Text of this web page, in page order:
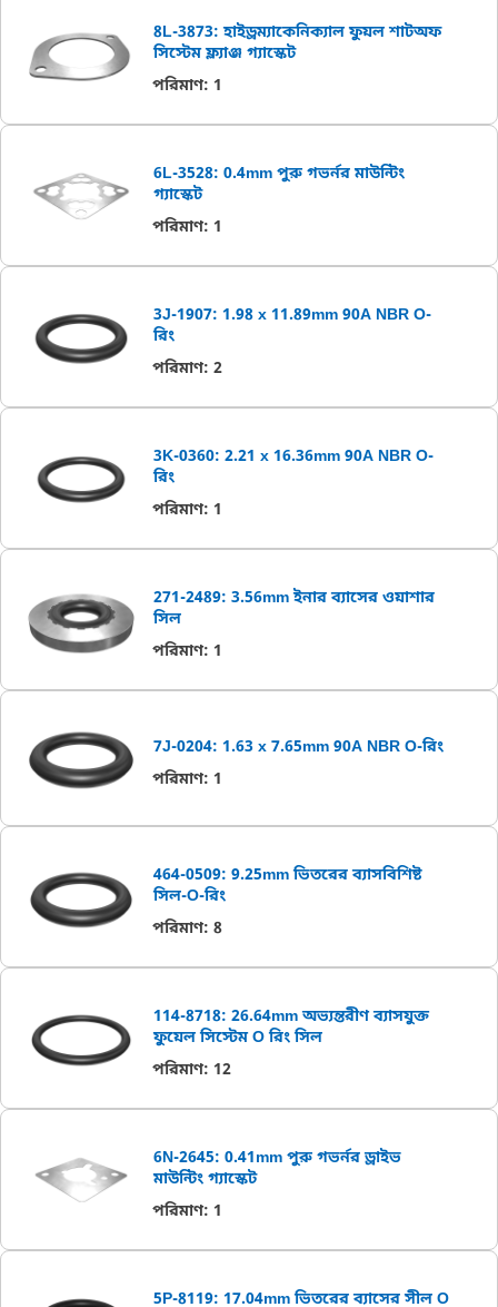
8L-3873: হাইড্রম্যাকেনিক্যাল ফুয়ল শাটঅফ
সিস্টেম ফ্ল্যাঞ্জ গ্যাস্কেট
পরিমাণ: 1
6L-3528: 0.4mm পুরু গভর্নর মাউন্টিং
গ্যাস্কেট
পরিমাণ: 1
3J-1907: 1.98 x 11.89mm 90A NBR O-
রিং
পরিমাণ: 2
3K-0360: 2.21 x 16.36mm 90A NBR O-
রিং
পরিমাণ: 1
271-2489: 3.56mm ইনার ব্যাসের ওয়াশার
সিল
পরিমাণ: 1
7J-0204: 1.63 x 7.65mm 90A NBR O-রিং
পরিমাণ: 1
464-0509: 9.25mm ভিতরের ব্যাসবিশিষ্ট
সিল-O-রিং
পরিমাণ: 8
114-8718: 26.64mm অভ্যন্তরীণ ব্যাসযুক্ত
ফুয়েল সিস্টেম O রিং সিল
পরিমাণ: 12
6N-2645: 0.41mm পুরু গভর্নর ড্রাইভ
মাউন্টিং গ্যাস্কেট
পরিমাণ: 1
5P-8119: 17.04mm ভিতরের ব্যাসের সীল O